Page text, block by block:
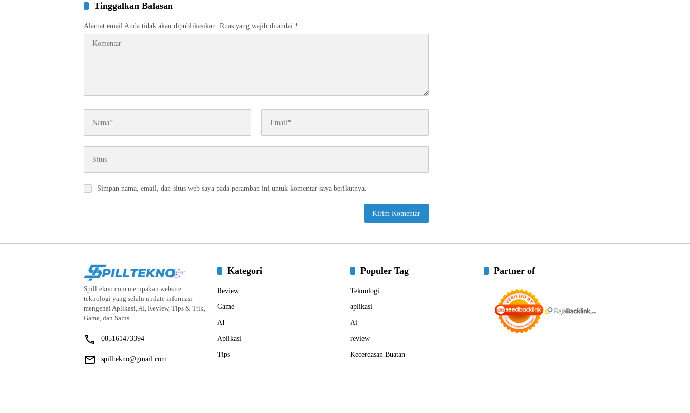
Tinggalkan Balasan
Alamat email Anda tidak akan dipublikasikan. Ruas yang wajib ditandai *
Simpan nama, email, dan situs web saya pada peramban ini untuk komentar saya berikutnya.
Spilltekno.com merupakan website
teknologi yang selalu update informasi
mengenai Aplikasi, AI, Review, Tips & Trik,
Game, dan Sains.
085161473394
spilltekno@gmail.com
Kategori
Review
Game
AI
Aplikasi
Tips
Populer Tag
Teknologi
aplikasi
Ai
review
Kecerdasan Buatan
Partner of